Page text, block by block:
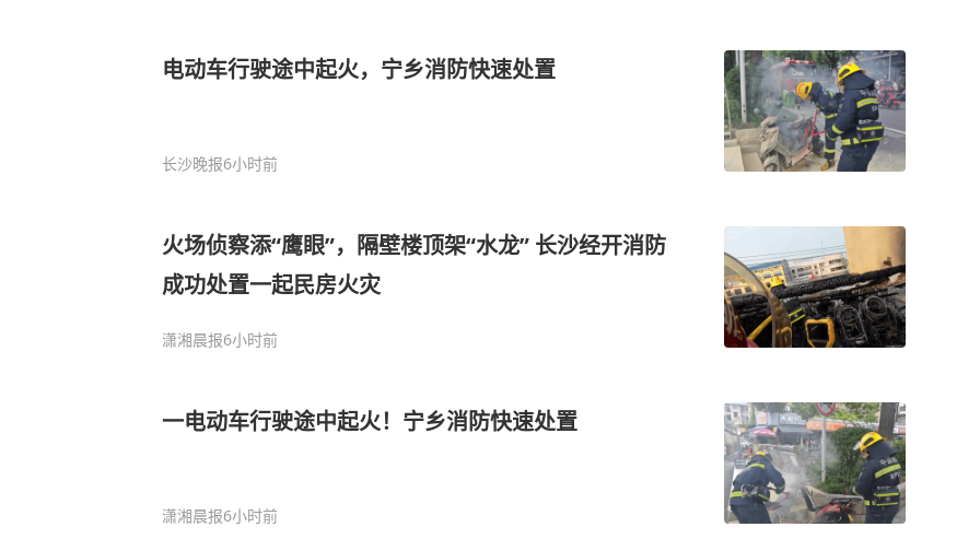
电动车行驶途中起火，宁乡消防快速处置
长沙晚报6小时前
火场侦察添“鹰眼”，隔壁楼顶架“水龙” 长沙经开消防
成功处置一起民房火灾
潇湘晨报6小时前
一电动车行驶途中起火！宁乡消防快速处置
潇湘晨报6小时前